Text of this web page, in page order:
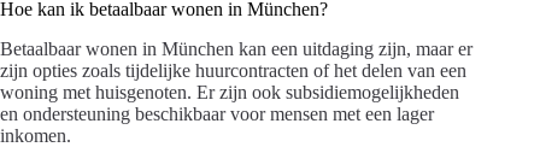
Hoe kan ik betaalbaar wonen in München?
Betaalbaar wonen in München kan een uitdaging zijn, maar er
zijn opties zoals tijdelijke huurcontracten of het delen van een
woning met huisgenoten. Er zijn ook subsidiemogelijkheden
en ondersteuning beschikbaar voor mensen met een lager
inkomen.